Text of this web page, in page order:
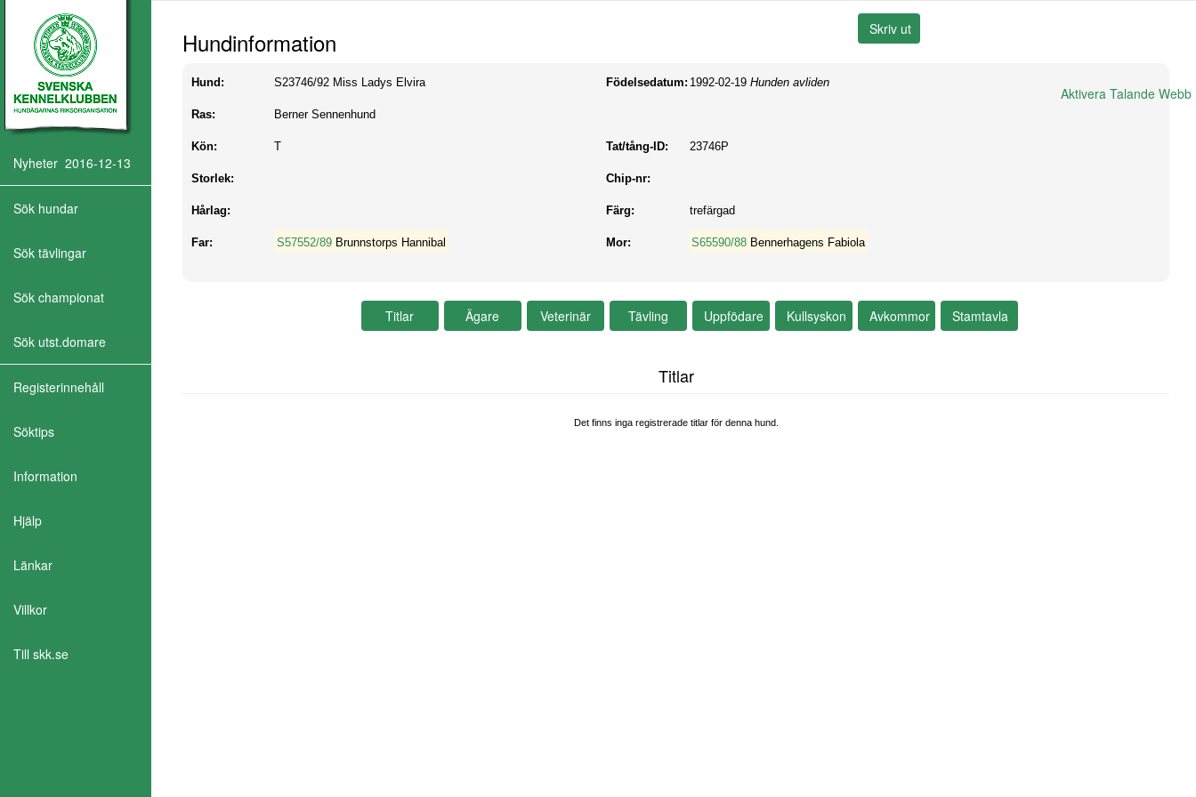
Aktivera Talande Webb
Nyheter 2016-12-13
Sök hundar
Sök tävlingar
Sök championat
Sök utst.domare
Registerinnehåll
Söktips
Information
Hjälp
Länkar
Villkor
Till skk.se
Hundinformation
Hund: S23746/92 Miss Ladys Elvira Födelsedatum: 1992-02-19 Hunden avliden
Ras: Berner Sennenhund
Kön: T Tat/tång-ID: 23746P
Storlek: Chip-nr:
Hårlag: Färg: trefärgad
Far: S57552/89 Brunnstorps Hannibal Mor: S65590/88 Bennerhagens Fabiola
Titlar
Det finns inga registrerade titlar för denna hund.
Aktivera Talande Webb